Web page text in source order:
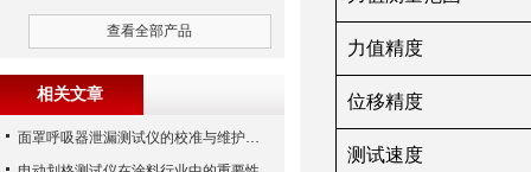
力值精度
位移精度
测试速度
查看全部产品
相关文章
面罩呼吸器泄漏测试仪的校准与维护技巧